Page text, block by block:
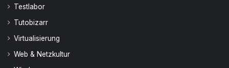
Testlabor
Tutobizarr
Virtualisierung
Web & Netzkultur